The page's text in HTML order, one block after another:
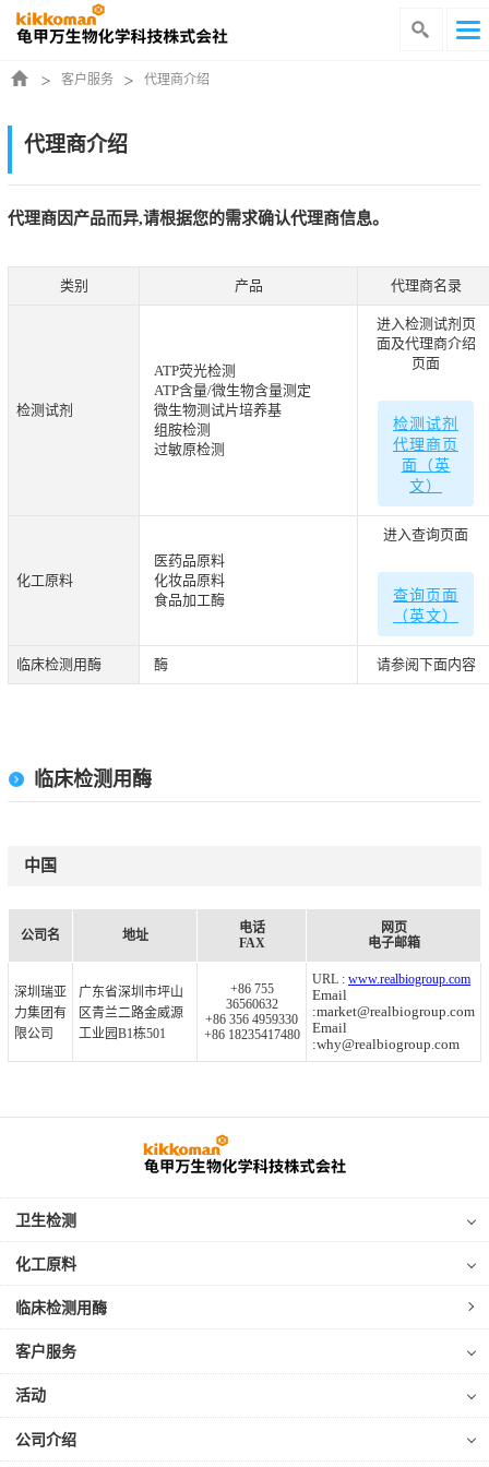
客户服务 代理商介绍
代理商介绍
代理商因产品而异,请根据您的需求确认代理商信息。
类别 产品 代理商名录
检测试剂
ATP荧光检测
ATP含量/微生物含量测定
微生物测试片培养基
组胺检测
过敏原检测
进入检测试剂页
面及代理商介绍
页面
检测试剂
代理商页
面（英
文）
化工原料
医药品原料
化妆品原料
食品加工酶
进入查询页面
查询页面
（英文）
临床检测用酶 酶 请参阅下面内容
临床检测用酶
中国
公司名 地址
电话
FAX
网页
电子邮箱
深圳瑞亚
力集团有
限公司
广东省深圳市坪山
区青兰二路金威源
工业园B1栋501
+86 755
36560632
+86 356 4959330
+86 18235417480
URL : www.realbiogroup.com
Email
:market@realbiogroup.com
Email
:why@realbiogroup.com
卫生检测
化工原料
临床检测用酶
客户服务
活动
公司介绍